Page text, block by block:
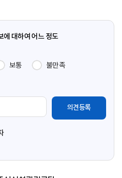
에 대하여 어느 정도
보통
불만족